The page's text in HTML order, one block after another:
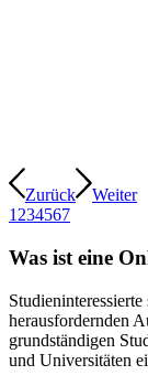
Zurück
Weiter
1 234567
Was ist eine
herausfordernden
grundständigen
und Universitäten